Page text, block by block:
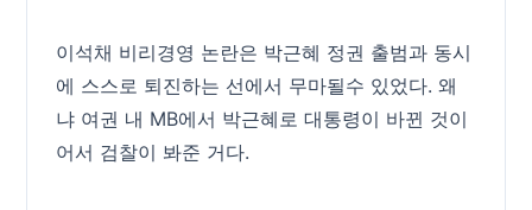
이석채 비리경영 논란은 박근혜 정권 출범과 동시
에 스스로 퇴진하는 선에서 무마될수 있었다. 왜
냐 여권 내 MB에서 박근혜로 대통령이 바뀐 것이
어서 검찰이 봐준 거다.